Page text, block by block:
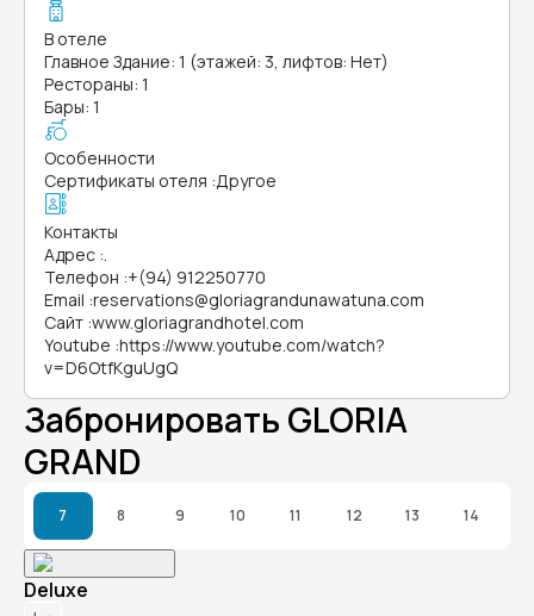
В отеле
Главное Здание: 1 (этажей: 3, лифтов: Нет)
Рестораны: 1
Бары: 1
Особенности
Сертификаты отеля :Другое
Контакты
Адрес :.
Телефон :+(94) 912250770
Email :reservations@gloriagrandunawatuna.com
Сайт :www.gloriagrandhotel.com
Youtube :https://www.youtube.com/watch?
v=D6OtfKguUgQ
Забронировать GLORIA
GRAND
7 8 9 10 11 12 13 14
Deluxe